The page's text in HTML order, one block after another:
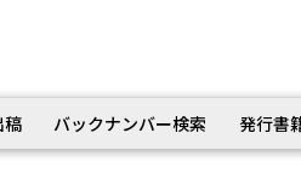
稿 バックナンバー検索 発行書